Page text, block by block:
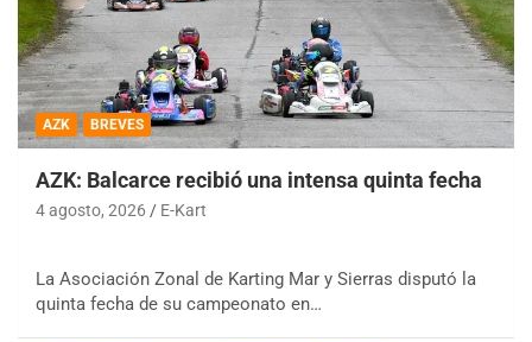
AZK BREVES
AZK: Balcarce recibió una intensa quinta fecha
4 agosto, 2026 E-Kart
La Asociación Zonal de Karting Mar y Sierras disputó la
quinta fecha de su campeonato en…